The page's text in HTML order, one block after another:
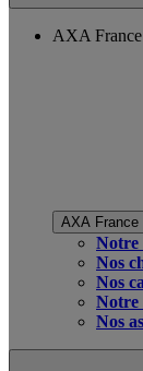
AXA France
AXA France
Notre
Nos
Nos
Notre
Nos